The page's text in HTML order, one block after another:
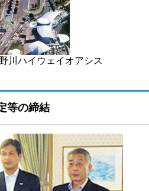
川ハイウェイオアシス
等の締結